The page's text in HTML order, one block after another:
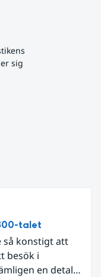
sig
talet
så konstigt att
besök i
en detalj